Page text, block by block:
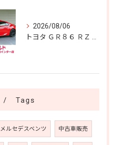
2026/08/06
Tags
メルセデスベンツ 中古車販売